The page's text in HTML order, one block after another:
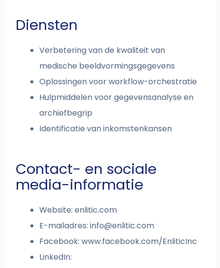
Diensten
Verbetering van de kwaliteit van
medische beeldvormingsgegevens
Oplossingen voor workflow-orchestratie
Hulpmiddelen voor gegevensanalyse en
archiefbegrip
Identificatie van inkomstenkansen
Contact- en sociale
media-informatie
Website: enlitic.com
E-mailadres:info@enlitic.com
Facebook: www.facebook.com/EnliticInc
LinkedIn: